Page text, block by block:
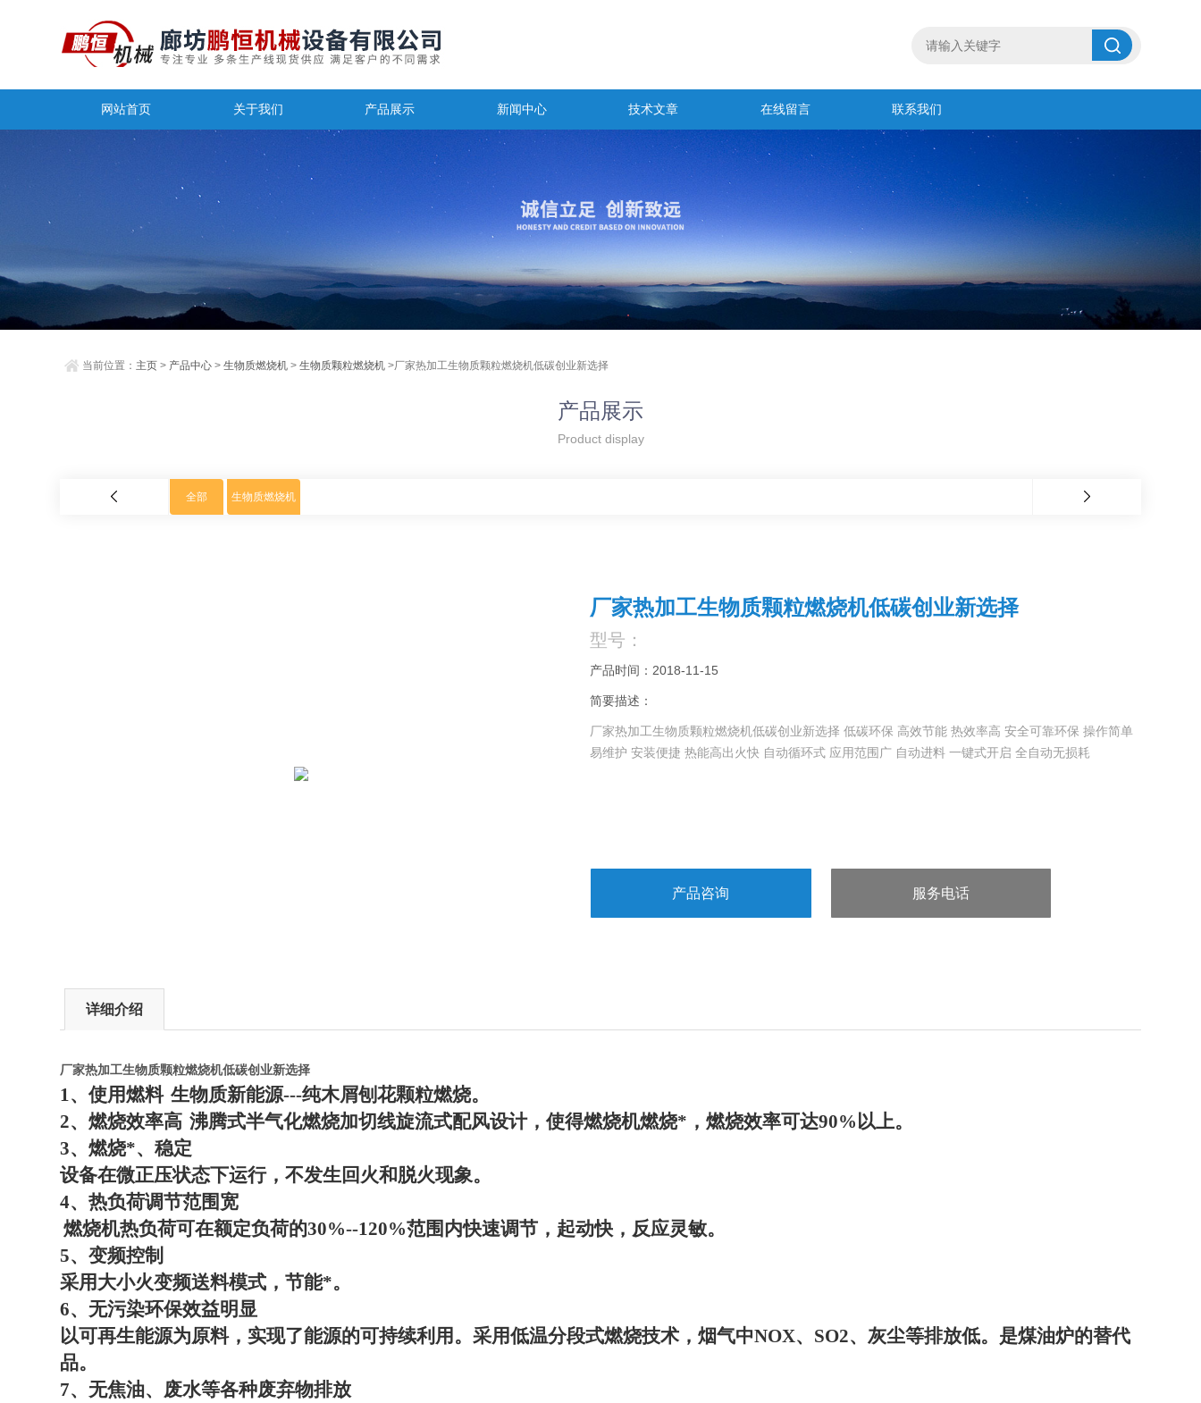
网站首页 关于我们 产品展示 新闻中心 技术文章 在线留言 联系我们
当前位置： 主页 > 产品中心 >生物质燃烧机 >生物质颗粒燃烧机 >厂家热加工生物质颗粒燃烧机低碳创业新选择
产品展示
Product display
全部 生物质燃烧机
厂家热加工生物质颗粒燃烧机低碳创业新选择
型号：
产品时间：2018-11-15
简要描述：
厂家热加工生物质颗粒燃烧机低碳创业新选择 低碳环保 高效节能 热效率高 安全可靠环保 操作简单
易维护 安装便捷 热能高出火快 自动循环式 应用范围广 自动进料 一键式开启 全自动无损耗
产品咨询 服务电话
详细介绍
厂家热加工生物质颗粒燃烧机低碳创业新选择
1、使用燃料 生物质新能源---纯木屑刨花颗粒燃烧。
2、燃烧效率高 沸腾式半气化燃烧加切线旋流式配风设计，使得燃烧机燃烧*，燃烧效率可达90%以上。
3、燃烧*、稳定
设备在微正压状态下运行，不发生回火和脱火现象。
4、热负荷调节范围宽
燃烧机热负荷可在额定负荷的30%--120%范围内快速调节，起动快，反应灵敏。
5、变频控制
采用大小火变频送料模式，节能*。
6、无污染环保效益明显
以可再生能源为原料，实现了能源的可持续利用。采用低温分段式燃烧技术，烟气中NOX、 SO2、灰尘等排放低。是煤油炉的替代
品。
7、无焦油、废水等各种废弃物排放